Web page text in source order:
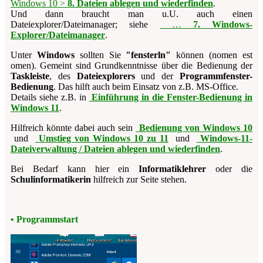
Windows 10 > 8. Dateien ablegen und wiederfinden.
Und dann braucht man u.U. auch einen
Dateiexplorer/Dateimanager; siehe
… 7. Windows-
Explorer/Dateimanager.
Unter Windowssollten Sie "fensterln"
können (nomen est
omen). Gemeint sind Grundkenntnisse über die Bedienung der
Taskleiste, des Dateiexplorersund derProgrammfenster-
Bedienung. Das hilft auch beim Einsatz von z.B. MS-Office.
Details siehe z.B. in
Einführung in die Fenster-Bedienung in
Windows 11.
Hilfreich könnte dabei auch sein
Bedienung von Windows 10
und
Umstieg von Windows 10 zu 11 und
Windows-11-
Dateiverwaltung / Dateien ablegen und wiederfinden.
Bei Bedarf kann hier einInformatiklehrer oder die
Schulinformatikerin hilfreich zur Seite stehen.
• Programmstart